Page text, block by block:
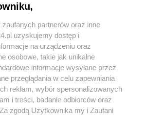
partnerów oraz inne
uzyskujemy dostęp i
na urządzeniu oraz
osobowe, takie jak unikalne
informacje wysyłane przez
przeglądania w celu zapewniania
reklam, wybór spersonalizowanych
i treści, badanie odbiorców oraz
zgodą Użytkownika my i Zaufani